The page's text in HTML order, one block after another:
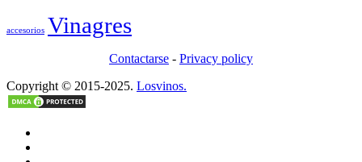
accesorios Vinagres
Contactarse - Privacy policy
Copyright © 2015-2025. Losvinos.